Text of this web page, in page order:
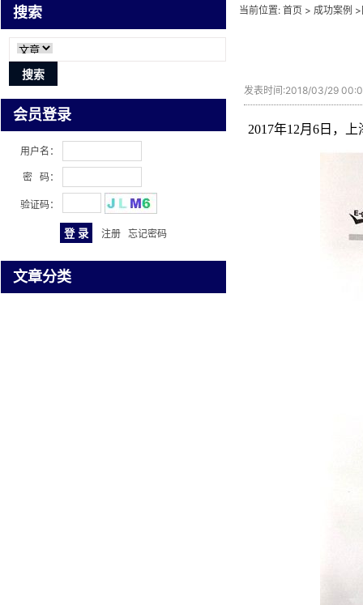
搜索
会员登录
用户名：
密 码：
验证码：
注册 忘记密码
文章分类
当前位置: 首页 > 成功案例 >
发表时间:2018/03/29
2017年12月6日，